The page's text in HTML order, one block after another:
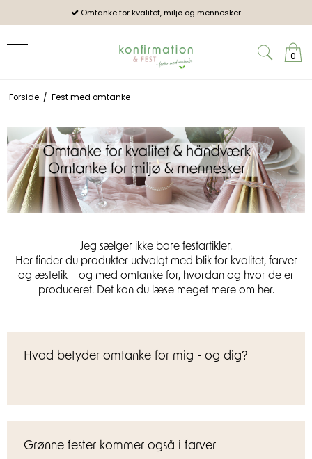
Omtanke for kvalitet, miljø og mennesker
0
Forside / Fest med omtanke
Jeg sælger ikke bare festartikler.
Her finder du produkter udvalgt med blik for kvalitet, farver
og æstetik – og med omtanke for, hvordan og hvor de er
produceret. Det kan du læse meget mere om her.
Hvad betyder omtanke for mig - og dig?
Grønne fester kommer også i farver